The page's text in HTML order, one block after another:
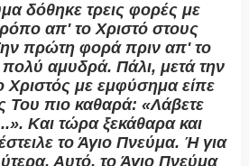
δόθηκε τρεις φορές με
απ' το Χριστό στους
πρώτη φορά πριν απ' το
αμυδρά. Πάλι, μετά την
με εμφύσημα είπε
Του πιο καθαρά: «Λάβετε
Και τώρα ξεκάθαρα και
το Άγιο Πνεύμα. Ή για
Αυτό, το Άγιο Πνεύμα